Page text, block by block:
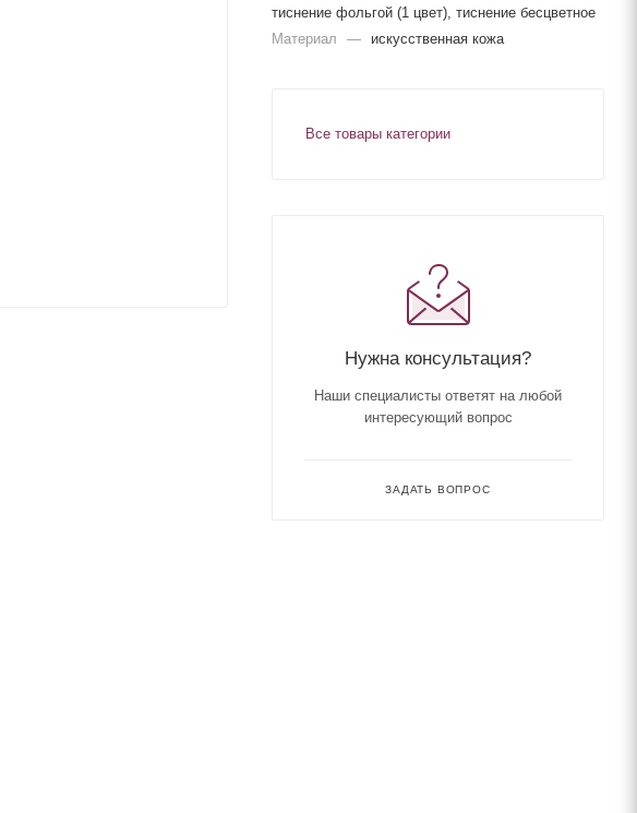
тиснение фольгой (1 цвет), тиснение бесцветное
Материал
— искусственная кожа
Все товары категории
Нужна консультация?
Наши специалисты ответят на любой
интересующий вопрос
ЗАДАТЬ ВОПРОС